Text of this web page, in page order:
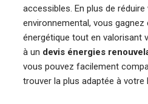
accessibles. En plus de
environnemental, vous gagnez
énergétique tout en valorisant
à un devis énergies
vous pouvez facilement
trouver la plus adaptée à votre